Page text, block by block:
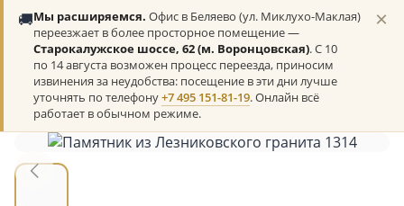
🚚Мы расширяемся. Офис в Беляево (ул. Миклухо-Маклая)
переезжает в более просторное помещение —
Старокалужское шоссе, 62 (м. Воронцовская). С 10
по 14 августа возможен процесс переезда, приносим
извинения за неудобства: посещение в эти дни лучше
уточнять по телефону+7 495 151-81-19. Онлайн всё
работает в обычном режиме.
×